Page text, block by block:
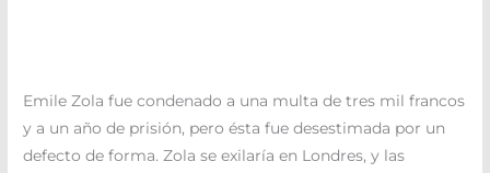
Emile Zola fue condenado a una multa de tres mil francos
y a un año de prisión, pero ésta fue desestimada por un
defecto de forma. Zola se exilaría en Londres, y las